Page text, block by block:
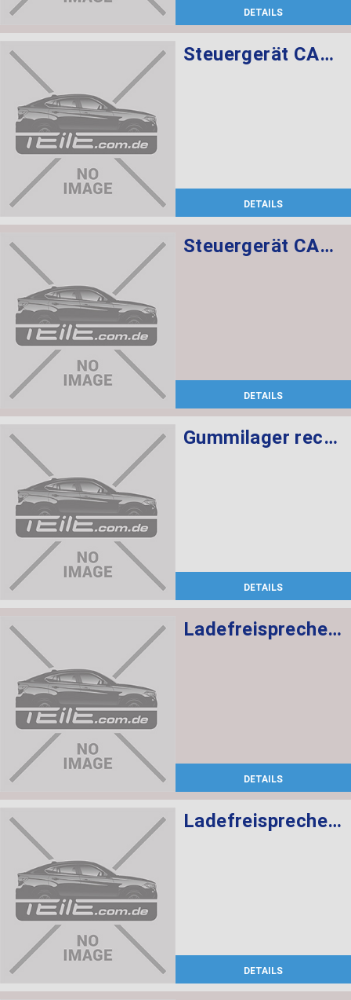
DETAILS
Steuergerät CAS CAS3
DETAILS
Steuergerät CAS CAS3
DETAILS
Gummilager rechts
DETAILS
Ladefreisprechelektronik High BASIS SVS MULF2
DETAILS
Ladefreisprechelektronik High BASIS SVS MULF2
DETAILS